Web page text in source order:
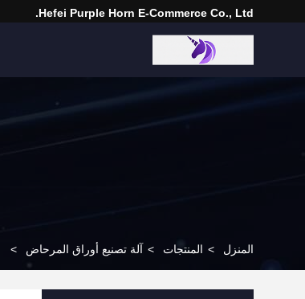
Hefei Purple Horn E-Commerce Co., Ltd.
المنزل > المنتجات > آلة تصنيع أوراق المرحاض >